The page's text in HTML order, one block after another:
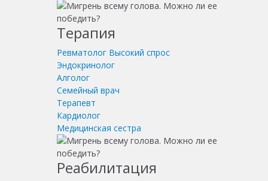
Терапия
Ревматолог Высокий спрос
Эндокринолог
Алголог
Семейный врач
Терапевт
Кардиолог
Медицинская сестра
Реабилитация